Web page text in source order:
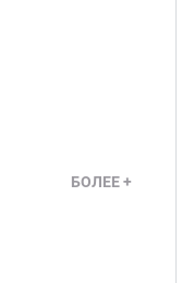
БОЛЕЕ +